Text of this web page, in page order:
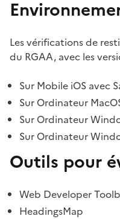
Les vérifications de
du RGAA, avec les
Sur Mobile iOS avec
Sur Ordinateur
Sur Ordinateur
Sur Ordinateur
Outils pour
Web Developer
HeadingsMap